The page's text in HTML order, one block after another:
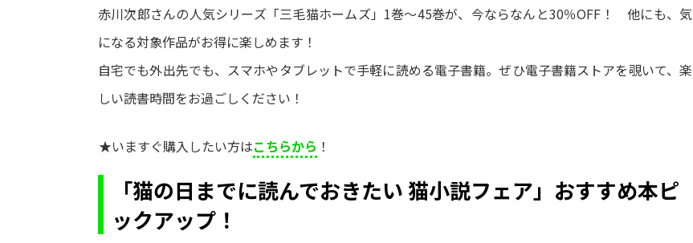
赤川次郎さんの人気シリーズ「三毛猫ホームズ」1巻～45巻が、今ならなんと30％OFF！ 他にも、気
になる対象作品がお得に楽しめます！
自宅でも外出先でも、スマホやタブレットで手軽に読める電子書籍。ぜひ電子書籍ストアを覗いて、楽
しい読書時間をお過ごしください！
★いますぐ購入したい方はこちらから ！
「猫の日までに読んでおきたい 猫小説フェア」おすすめ本ピ
ックアップ！